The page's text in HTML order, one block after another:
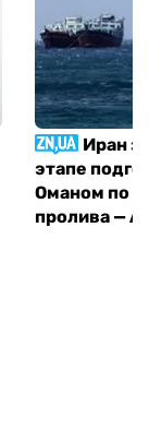
Иран
этапе
Оманом по
пролива —